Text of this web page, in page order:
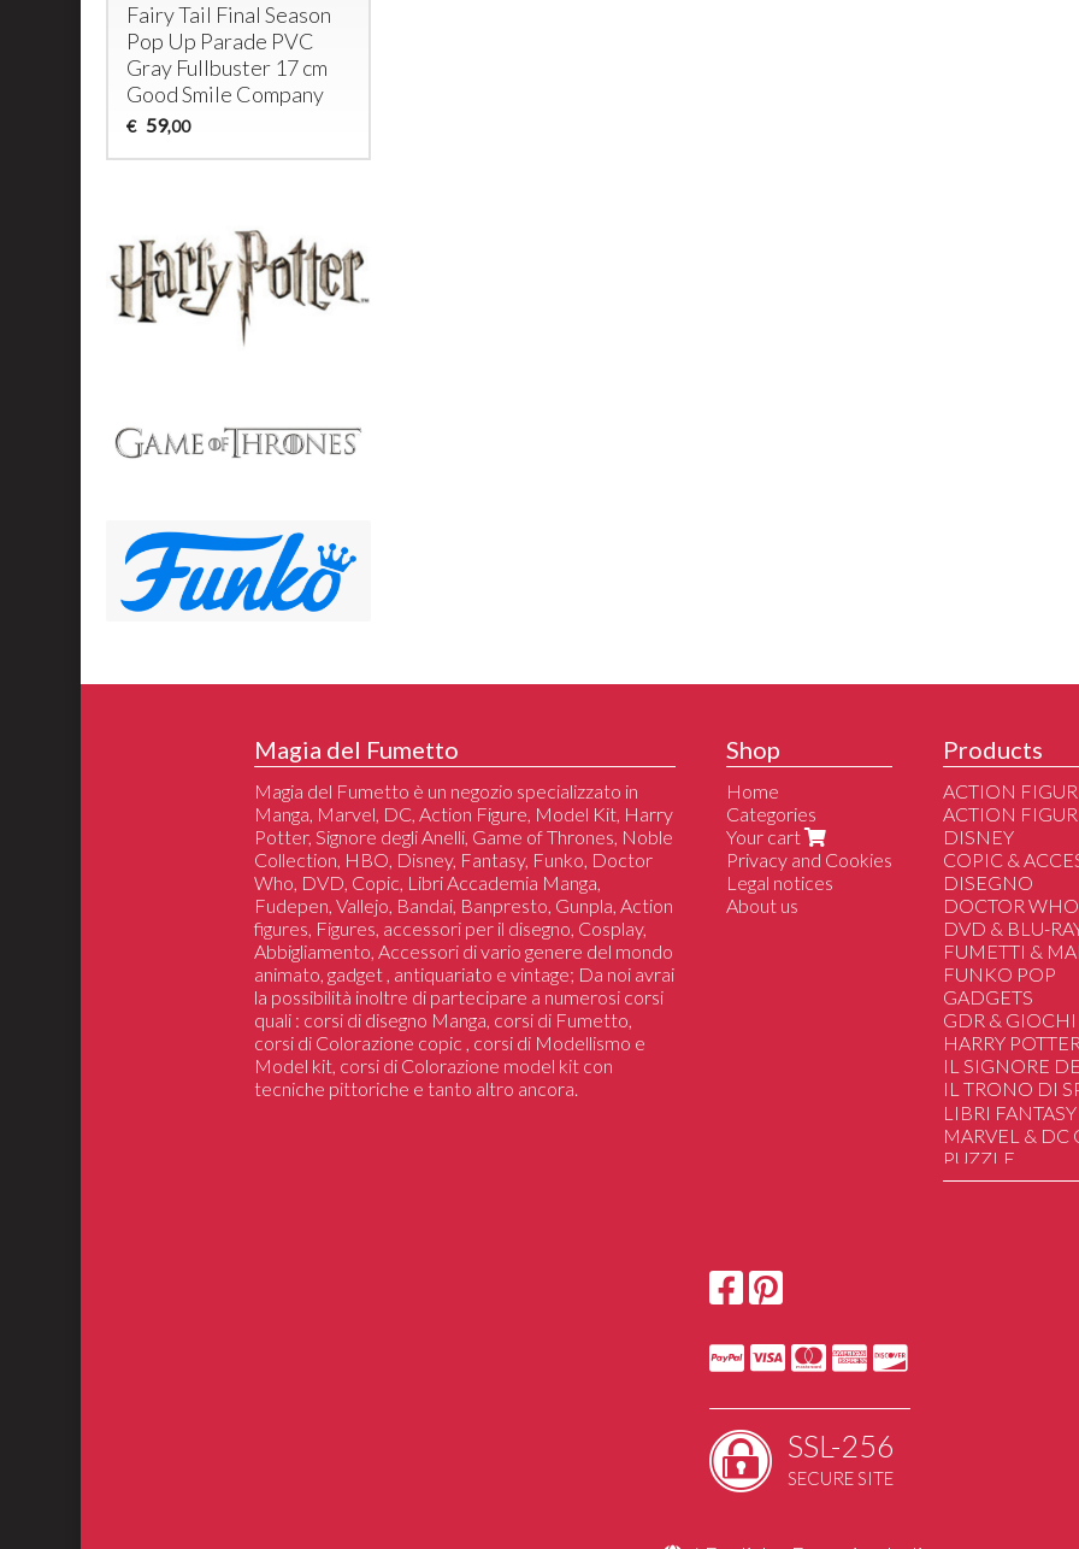
Fairy Tail Final Season
Pop Up Parade PVC
Gray Fullbuster 17 cm
Good Smile Company
€ 59,00
Magia del Fumetto
Magia del Fumetto è un negozio specializzato in
Manga, Marvel, DC, Action Figure, Model Kit, Harry
Potter, Signore degli Anelli, Game of Thrones, Noble
Collection, HBO, Disney, Fantasy, Funko, Doctor
Who, DVD, Copic, Libri Accademia Manga,
Fudepen, Vallejo, Bandai, Banpresto, Gunpla, Action
figures, Figures, accessori per il disegno, Cosplay,
Abbigliamento, Accessori di vario genere del mondo
animato, gadget , antiquariato e vintage; Da noi avrai
la possibilità inoltre di partecipare a numerosi corsi
quali : corsi di disegno Manga, corsi di Fumetto,
corsi di Colorazione copic , corsi di Modellismo e
Model kit, corsi di Colorazione model kit con
tecniche pittoriche e tanto altro ancora.
Shop
Home
Categories
Your cart
Privacy and Cookies
Legal notices
About us
Products
ACTION
ACTION
DISNEY
COPIC &
DISEGNO
DOCTOR WHO
DVD & BLU-
FUMETTI &
FUNKO POP
GADGETS
GDR &
HARRY POTTER
IL SIGNORE
IL TRONO DI
Action Figures
Giochi Da tavolo
Gadget e
Libri
LIBRI FANTASY
MARVEL & DC
PUZZLE
SAILOR MOON
SSL-256
SECURE SITE